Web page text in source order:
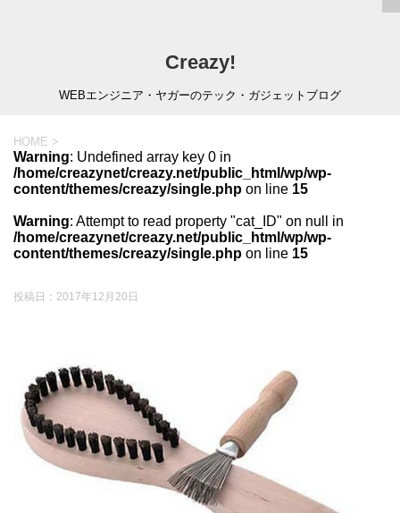
Creazy!
WEBエンジニア・ヤガーのテック・ガジェットブログ
HOME >
Warning: Undefined array key 0 in
/home/creazynet/creazy.net/public_html/wp/wp-
content/themes/creazy/single.php on line 15
Warning: Attempt to read property "cat_ID" on null in
/home/creazynet/creazy.net/public_html/wp/wp-
content/themes/creazy/single.php on line 15
投稿日： 2017年12月20日